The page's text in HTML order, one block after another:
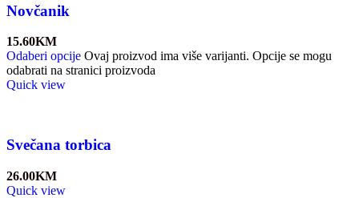
Novčanik
15.60KM
Odaberi opcije Ovaj proizvod ima više varijanti. Opcije se mogu
odabrati na stranici proizvoda
Quick view
Svečana torbica
26.00KM
Quick view